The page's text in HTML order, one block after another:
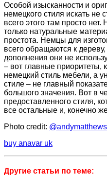
Особой изысканности и
немецкого стиля искать не
всего этого там просто
только натуральные
простота. Немцы для
всего обращаются к
дополнения они не
– вот главные приоритеты,
немецкий стиль мебели, а
стиле – не главный
большого значения. Вот в
предоставленного стиля,
все остальные и, конечно
Photo credit: @andymatthews
pure
bean
vps
buy anavar uk
danza
Другие статьи по теме: